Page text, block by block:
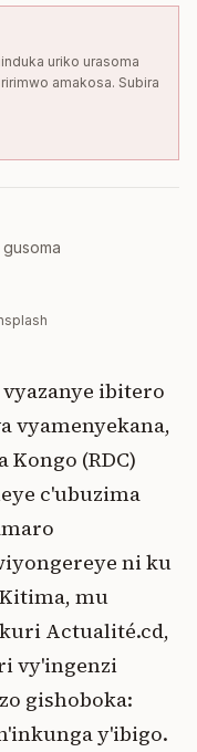
uriko urasoma
amakosa. Subira
ibitero
vyamenyekana,
(RDC)
c'ubuzima
ni ku
mu
Actualité.cd,
vy'ingenzi
gishoboka:
y'ibigo.